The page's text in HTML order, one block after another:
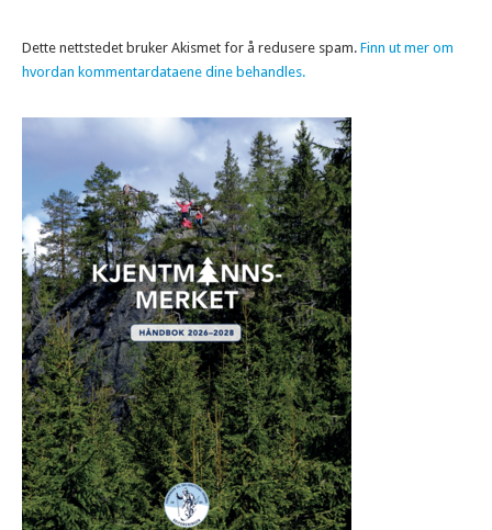
Dette nettstedet bruker Akismet for å redusere spam. Finn ut mer om
hvordan kommentardataene dine behandles.